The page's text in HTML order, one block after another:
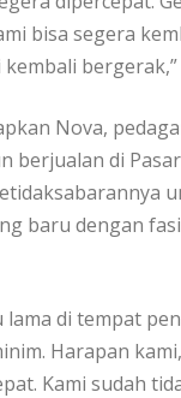
bisa segera
Nova,
berjualan di
baru dengan
lama di tempat
Harapan
Kami sudah